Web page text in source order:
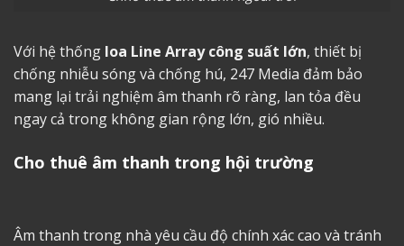
Với hệ thống loa Line Array công suất lớn, thiết bị
chống nhiễu sóng và chống hú, 247 Media đảm bảo
mang lại trải nghiệm âm thanh rõ ràng, lan tỏa đều
ngay cả trong không gian rộng lớn, gió nhiều.
Cho thuê âm thanh trong hội trường
Âm thanh trong nhà yêu cầu độ chính xác cao và tránh